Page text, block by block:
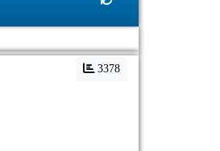
重新取得佈景設定
3378